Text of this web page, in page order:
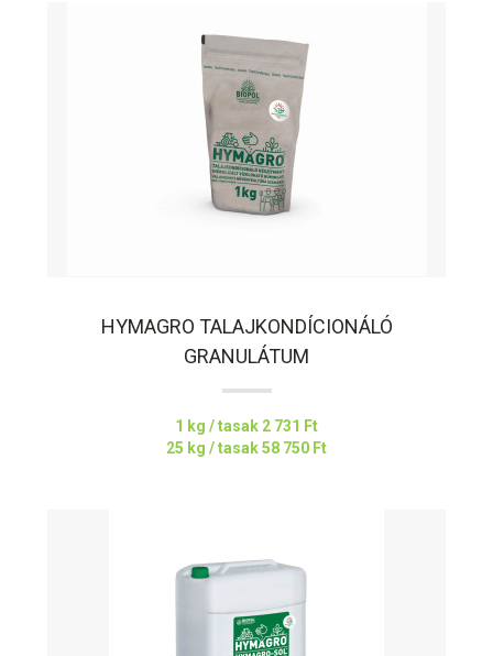
HYMAGRO TALAJKONDÍCIONÁLÓ
GRANULÁTUM
1 kg / tasak 2 731 Ft
25 kg / tasak58 750 Ft